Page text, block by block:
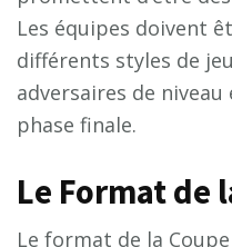
Les équipes doivent
différents styles de
adversaires de
phase finale.
Le Format de
Le format de la